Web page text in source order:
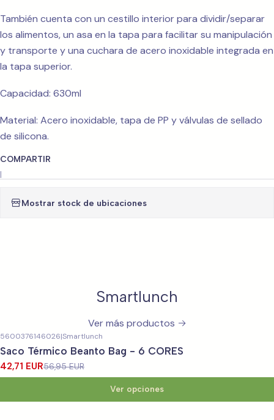
También cuenta con un cestillo interior para dividir/separar
los alimentos, un asa en la tapa para facilitar su manipulación
y transporte y una cuchara de acero inoxidable integrada en
la tapa superior.
Capacidad: 630ml
Material: Acero inoxidable, tapa de PP y válvulas de sellado
de silicona.
COMPARTIR
|
Mostrar stock de ubicaciones
Smartlunch
Ver más productos
5600376146026|Smartlunch
Saco Térmico Beanto Bag - 6 CORES
42,71 EUR56,95 EUR
Ver opciones